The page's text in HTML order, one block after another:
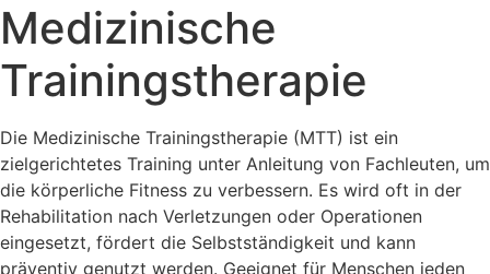
Medizinische
Trainingstherapie
Die Medizinische Trainingstherapie (MTT) ist ein
zielgerichtetes Training unter Anleitung von Fachleuten, um
die körperliche Fitness zu verbessern. Es wird oft in der
Rehabilitation nach Verletzungen oder Operationen
eingesetzt, fördert die Selbstständigkeit und kann
präventiv genutzt werden. Geeignet für Menschen jeden